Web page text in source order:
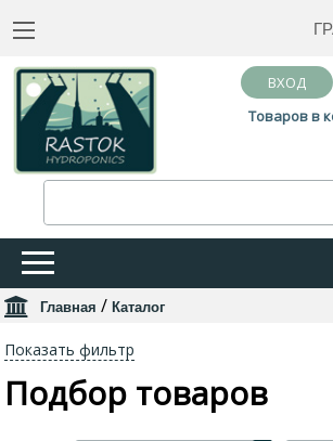
ВХОД
Товаров в
Главная / Каталог
Показать фильтр
Подбор товаров